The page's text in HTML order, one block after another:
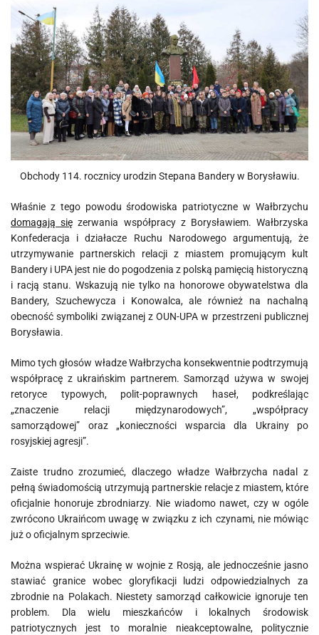
Obchody 114. rocznicy urodzin Stepana Bandery w Borysławiu.
Właśnie z tego powodu środowiska patriotyczne w Wałbrzychu
domagają się zerwania współpracy z Borysławiem. Wałbrzyska
Konfederacja i działacze Ruchu Narodowego argumentują, że
utrzymywanie partnerskich relacji z miastem promującym kult
Bandery i UPA jest nie do pogodzenia z polską pamięcią historyczną
i racją stanu. Wskazują nie tylko na honorowe obywatelstwa dla
Bandery, Szuchewycza i Konowalca, ale również na nachalną
obecność symboliki związanej z OUN-UPA w przestrzeni publicznej
Borysławia.
Mimo tych głosów władze Wałbrzycha konsekwentnie podtrzymują
współpracę z ukraińskim partnerem. Samorząd używa w swojej
retoryce typowych, polit-poprawnych haseł, podkreślając
„znaczenie relacji międzynarodowych”, „współpracy
samorządowej” oraz „konieczności wsparcia dla Ukrainy po
rosyjskiej agresji”.
Zaiste trudno zrozumieć, dlaczego władze Wałbrzycha nadal z
pełną świadomością utrzymują partnerskie relacje z miastem, które
oficjalnie honoruje zbrodniarzy. Nie wiadomo nawet, czy w ogóle
zwrócono Ukraińcom uwagę w związku z ich czynami, nie mówiąc
już o oficjalnym sprzeciwie.
Można wspierać Ukrainę w wojnie z Rosją, ale jednocześnie jasno
stawiać granice wobec gloryfikacji ludzi odpowiedzialnych za
zbrodnie na Polakach. Niestety samorząd całkowicie ignoruje ten
problem. Dla wielu mieszkańców i lokalnych środowisk
patriotycznych jest to moralnie nieakceptowalne, politycznie